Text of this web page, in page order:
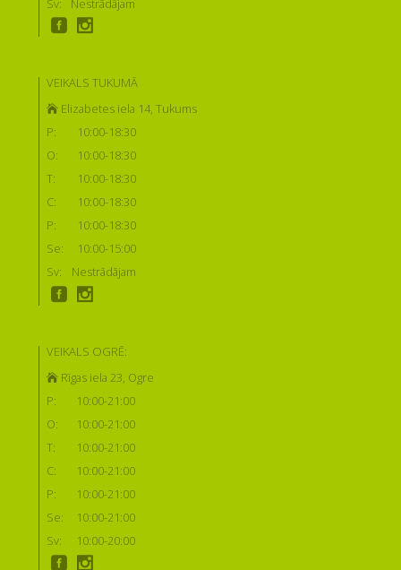
Sv:
Nestrādājam
VEIKALS TUKUMĀ
Elizabetes iela 14, Tukums
P:
10:00-18:30
O:
10:00-18:30
T:
10:00-18:30
C:
10:00-18:30
P:
10:00-18:30
Se:
10:00-15:00
Sv:
Nestrādājam
VEIKALS OGRĒ:
Rīgas iela 23, Ogre
P:
10:00-21:00
O:
10:00-21:00
T:
10:00-21:00
C:
10:00-21:00
P:
10:00-21:00
Se:
10:00-21:00
Sv:
10:00-20:00